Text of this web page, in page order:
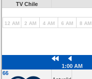
TV Chile
12 AM 2 AM 4 AM 6 AM 8 AM
1:00 AM
66